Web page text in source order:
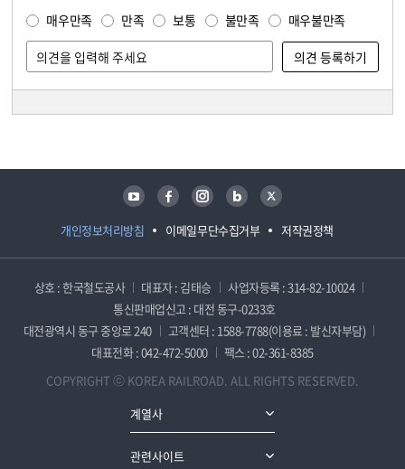
매우만족 만족 보통 불만족 매우불만족
개인정보처리방침 이메일무단수집거부 저작권정책
유튜브 페이스북 인스타그램 블로그 트위터
상호 : 한국철도공사 대표자 : 김태승
사업자등록 : 314-82-10024
통신판매업신고 : 대전 동구-0233호
대전광역시 동구 중앙로 240
고객센터 : 1588-7788(이용료 : 발신자부담)
대표전화 : 042-472-5000
팩스 : 02-361-8385
COPYRIGHT ⓒ KOREA RAILROAD. ALL RIGHTS RESERVED.
계열사
관련사이트